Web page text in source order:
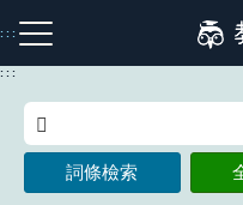
到
主
:::
注音索引圖示 筆畫
:::
詞條檢索